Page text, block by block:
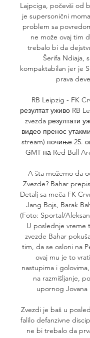
Lajpciga, počevši od
je supersonični
problem sa
ne može ovaj tim
trebalo bi da
Šerifa Ndiaja,
kompaktabilan jer je
prava
RB Leipzig - FK
резултат уживо RB
zvezda резултати
видео пренос
stream) почиње 25.
GMT на Red Bull
A šta možemo da
Zvezde? Bahar
Detalj sa meča FK
Jang Bojs, Barak
(Foto: Sportal/
U poslednje vreme
zvezde Bahar
tim, da se osloni na
ovaj mu je to
nastupima i
na razmišljanje,
upornog Jovana
Zvezdi je baš u
falilo defanzivne
ne bi trebalo da